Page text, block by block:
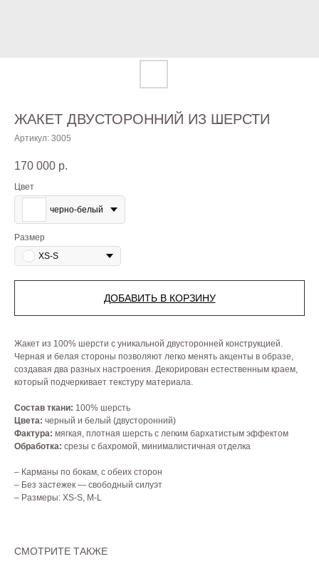
ЖАКЕТ ДВУСТОРОННИЙ ИЗ ШЕРСТИ
Артикул: 3005
170 000 р.
Цвет
черно-белый
Размер
XS-S
ДОБАВИТЬ В КОРЗИНУ
Жакет из 100% шерсти с уникальной двусторонней конструкцией.
Черная и белая стороны позволяют легко менять акценты в образе,
создавая два разных настроения. Декорирован естественным краем,
который подчеркивает текстуру материала.
Состав ткани: 100% шерсть
Цвета: черный и белый (двусторонний)
Фактура: мягкая, плотная шерсть с легким бархатистым эффектом
Обработка: срезы с бахромой, минималистичная отделка
– Карманы по бокам, с обеих сторон
– Без застежек — свободный силуэт
– Размеры: XS-S, M-L
СМОТРИТЕ ТАКЖЕ